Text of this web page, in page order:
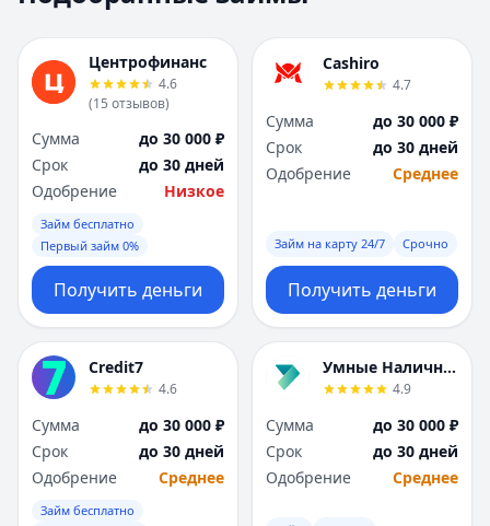
Н
Набережные Челны
Новокузнецк
Новосибирск
О
П
Пенза
Пермь
Р
Ростов-на-Дону
Рязань
Самара
Санкт-Петербург
Н
Набережные
Новокузнецк
Новосибирск
О
П
Пенза
Пермь
Р
Ростов-на-Дону
Рязань
Самара
Санкт-Петербург
Центрофинанс
4.6
(15 отзывов)
Сумма
до 30 000 ₽
Срок
до 30 дней
Одобрение
Низкое
Займ бесплатно
Первый займ 0%
Получить деньги
Cashiro
4.7
Сумма
до 30 000 ₽
Срок
до 30 дней
Одобрение
Среднее
Займ на карту 24/7 Срочно
Получить деньги
Credit7
4.6
Сумма
до 30 000 ₽
Срок
до 30 дней
Одобрение
Среднее
Займ бесплатно
Умные Наличные
4.9
Сумма
до 30 000 ₽
Срок
до 30 дней
Одобрение
Среднее